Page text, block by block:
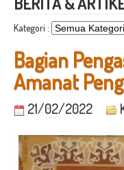
Kategori :
Bagian
Amanat
21/02/2022